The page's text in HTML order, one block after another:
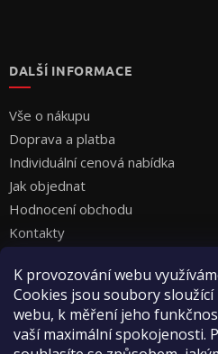
K provozování webu
Cookies jsou soubory
webu, k měření jeho
vaší maximální spokojenosti.
DALŠÍ INFORMACE
Vše o nákupu
Doprava a platba
Individuální cenová nabídka
Jak objednat
Hodnocení obchodu
Kontakty
INFORMACE PRO NÁKUP
Moje objednávka